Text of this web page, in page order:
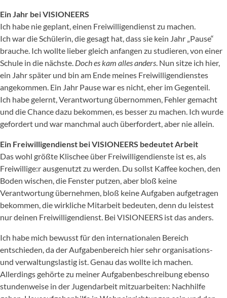
Ein Jahr bei VISIONEERS
Ich habe nie geplant, einen Freiwilligendienst zu machen.
Ich war die Schülerin, die gesagt hat, dass sie kein Jahr „Pause“
brauche. Ich wollte lieber gleich anfangen zu studieren, von einer
Schule in die nächste. Doch es kam alles anders. Nun sitze ich hier,
ein Jahr später und bin am Ende meines Freiwilligendienstes
angekommen. Ein Jahr Pause war es nicht, eher im Gegenteil.
Ich habe gelernt, Verantwortung übernommen, Fehler gemacht
und die Chance dazu bekommen, es besser zu machen. Ich wurde
gefordert und war manchmal auch überfordert, aber nie allein.
Ein Freiwilligendienst bei VISIONEERS bedeutet Arbeit
Das wohl größte Klischee über Freiwilligendienste ist es, als
Freiwillige:r ausgenutzt zu werden. Du sollst Kaffee kochen, den
Boden wischen, die Fenster putzen, aber bloß keine
Verantwortung übernehmen, bloß keine Aufgaben aufgetragen
bekommen, die wirkliche Mitarbeit bedeuten, denn du leistest
nur deinen Freiwilligendienst. Bei VISIONEERS ist das anders.
Ich habe mich bewusst für den internationalen Bereich
entschieden, da der Aufgabenbereich hier sehr organisations-
und verwaltungslastig ist. Genau das wollte ich machen.
Allerdings gehörte zu meiner Aufgabenbeschreibung ebenso
stundenweise in der Jugendarbeit mitzuarbeiten: Nachhilfe